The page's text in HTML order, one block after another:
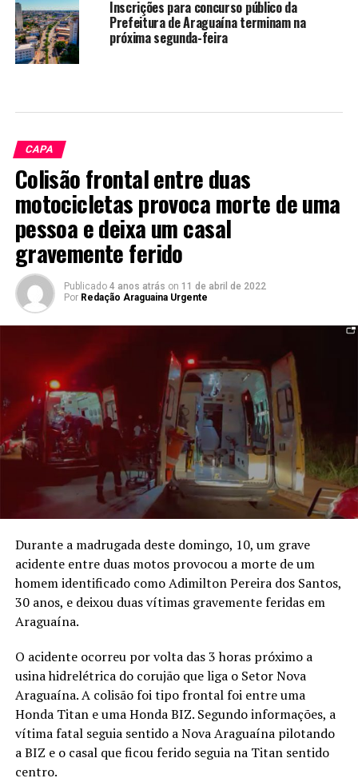
Inscrições para concurso público da
Prefeitura de Araguaína terminam na
próxima segunda-feira
CAPA
Colisão frontal entre duas
motocicletas provoca morte de uma
pessoa e deixa um casal
gravemente ferido
Publicado 4 anos atrás on 11 de abril de 2022
Por Redação Araguaina Urgente
Durante a madrugada deste domingo, 10, um grave
acidente entre duas motos provocou a morte de um
homem identificado como Adimilton Pereira dos Santos,
30 anos, e deixou duas vítimas gravemente feridas em
Araguaína.
O acidente ocorreu por volta das 3 horas próximo a
usina hidrelétrica do corujão que liga o Setor Nova
Araguaína. A colisão foi tipo frontal foi entre uma
Honda Titan e uma Honda BIZ. Segundo informações, a
vítima fatal seguia sentido a Nova Araguaína pilotando
a BIZ e o casal que ficou ferido seguia na Titan sentido
centro.